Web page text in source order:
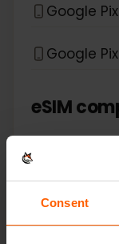
Consent
Google
Google
eSIM